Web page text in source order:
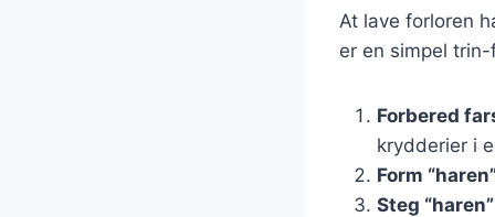
At lave forloren
er en simpel
Forbered
krydderier i
Form
Steg “haren”